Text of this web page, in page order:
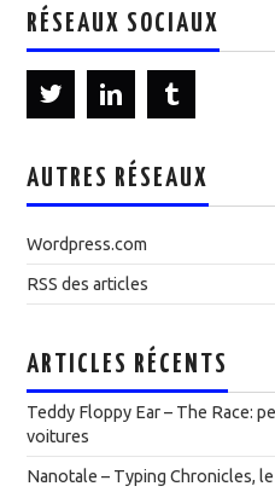
RÉSEAUX SOCIAUX
AUTRES RÉSEAUX
Wordpress.com
RSS des articles
ARTICLES RÉCENTS
Teddy Floppy Ear – The Race:
voitures
Nanotale – Typing Chronicles,